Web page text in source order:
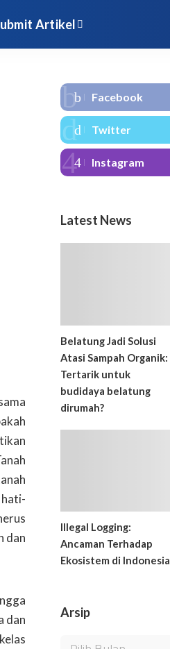
Artikel
dan
dan
Facebook
Twitter
Instagram
Latest News
Belatung Jadi Solusi
Atasi Sampah Organik:
Tertarik untuk
budidaya belatung
dirumah?
Illegal Logging:
Ancaman Terhadap
Ekosistem di Indonesia
Arsip